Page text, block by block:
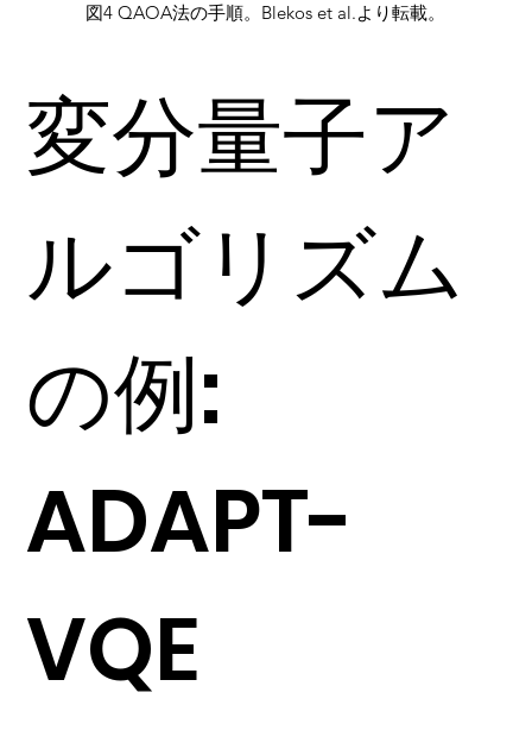
図4 QAOA法の手順。Blekos et al.より転載。
変分量子ア
ルゴリズム
の例:
ADAPT-
VQE